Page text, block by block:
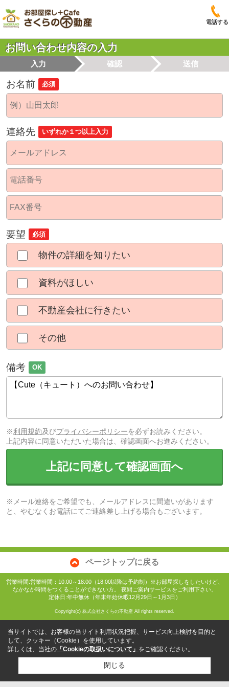
電話する
お問い合わせ内容の入力
入力 確認 送信
お名前 必須
連絡先 いずれか１つ以上入力
要望 必須
物件の詳細を知りたい
資料がほしい
不動産会社に行きたい
その他
備考 OK
※利用規約及びプライバシーポリシーを必ずお読みください。
上記内容に同意いただいた場合は、確認画面へお進みください。
上記に同意して確認画面へ
※メール連絡をご希望でも、メールアドレスに間違いがあります
と、やむなくお電話にてご連絡差し上げる場合もございます。
ページトップに戻る
営業時間:営業時間：10:00～18:00（18:00以降は予約制）※お部屋探しをしたいけど、
なかなか時間をつくることができない方。 夜間ご案内サービスをご利用下さい。
定休日:年中無休（年末年始休暇12月29日～1月3日）
Copyright(c) 株式会社さくらの不動産 All rights reserved.
当サイトでは、お客様の当サイト利用状況把握、サービス向上検討を目的と
して、クッキー（Cookie）を使用しています。
詳しくは、当社の 「Cookieの取扱いについて」 をご確認ください。
閉じる